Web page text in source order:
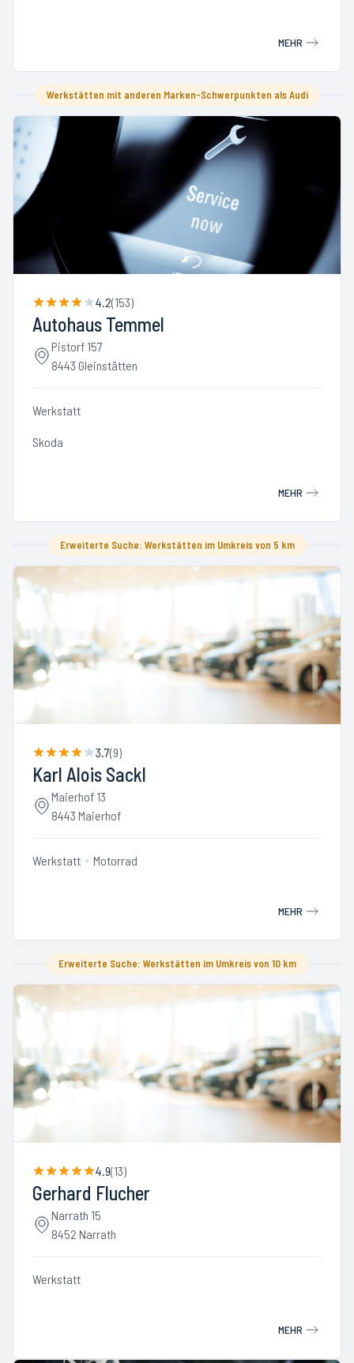
MEHR
Werkstätten mit anderen Marken-Schwerpunkten als Audi
4.2(153)
Autohaus Temmel
Pistorf 157
8443 Gleinstätten
Werkstatt
Skoda
MEHR
Erweiterte Suche: Werkstätten im Umkreis von 5 km
3.7(9)
Karl Alois Sackl
Maierhof 13
8443 Maierhof
Werkstatt Motorrad
MEHR
Erweiterte Suche: Werkstätten im Umkreis von 10 km
4.9(13)
Gerhard Flucher
Narrath 15
8452 Narrath
Werkstatt
MEHR